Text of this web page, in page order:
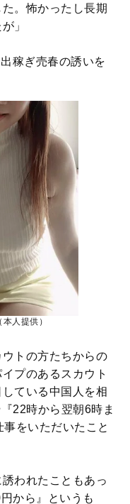
。怖かったし長期
」
稼ぎ売春の誘いを
人提供）
ウトの方たちからの
プのあるスカウト
ている中国人を相
22時から翌朝6時ま
をいただいたこと
われたこともあっ
から』というも